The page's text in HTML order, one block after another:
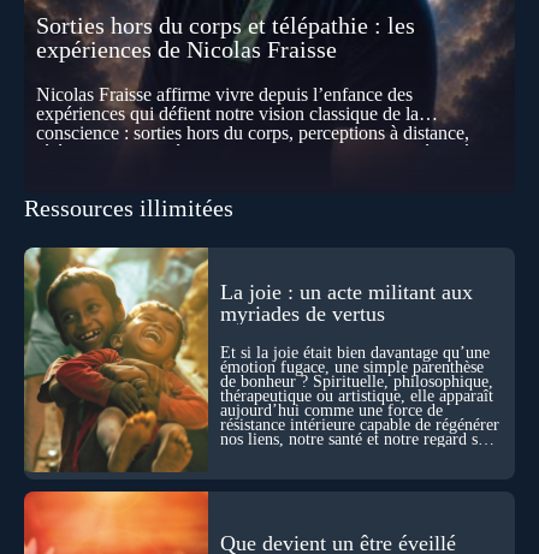
Sorties hors du corps et télépathie : les
expériences de Nicolas Fraisse
Nicolas Fraisse affirme vivre depuis l’enfance des
expériences qui défient notre vision classique de la
conscience : sorties hors du corps, perceptions à distance,
télépathie spontanée… Comment accueillir ces phénomènes
les pensées d’autrui ? Que deviennent l’espace, le temps… et
disparaître ? Au fil de cet échange, Nicolas raconte ses
expériences les plus troublantes : visions vérifiées,
explorations du cosmos, présence d’autres consciences
durant ses sorties, protocoles scientifiques… et toujours, cette
sensation étrange d’être relié à bien plus vaste que lui-même
! Sommes-nous à l’aube d’une révolution de la conscience ?
Sans doute. Mais encore faut-il accepter d’explorer ces
territoires avec lucidité, et rigueur…
Ressources illimitées
La joie : un acte militant aux
myriades de vertus
Et si la joie était bien davantage qu’une
émotion fugace, une simple parenthèse
de bonheur ? Spirituelle, philosophique,
thérapeutique ou artistique, elle apparaît
aujourd’hui comme une force de
résistance intérieure capable de régénérer
nos liens, notre santé et notre regard sur
le monde.
Que devient un être éveillé